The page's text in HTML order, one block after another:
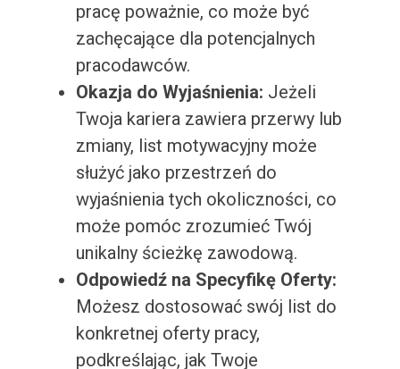
pracę poważnie, co może być
zachęcające dla potencjalnych
pracodawców.
Okazja do Wyjaśnienia: Jeżeli
Twoja kariera zawiera przerwy lub
zmiany, list motywacyjny może
służyć jako przestrzeń do
wyjaśnienia tych okoliczności, co
może pomóc zrozumieć Twój
unikalny ścieżkę zawodową.
Odpowiedź na Specyfikę Oferty:
Możesz dostosować swój list do
konkretnej oferty pracy,
podkreślając, jak Twoje